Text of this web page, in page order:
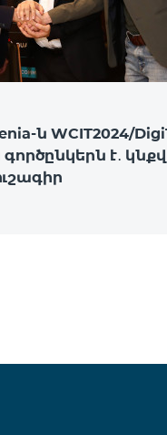
ն WCIT2024/
է․